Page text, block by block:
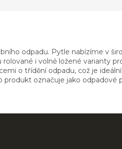
odpadu. Pytle nabízíme v
i volně ložené varianty
o třídění odpadu, což je
označuje jako